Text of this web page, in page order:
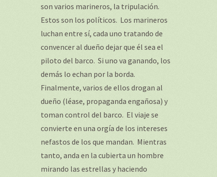
son varios marineros, la tripulación.
Estos son los políticos. Los marineros
luchan entre sí, cada uno tratando de
convencer al dueño dejar que él sea el
piloto del barco. Si uno va ganando, los
demás lo echan por la borda.
Finalmente, varios de ellos drogan al
dueño (léase, propaganda engañosa) y
toman control del barco. El viaje se
convierte en una orgía de los intereses
nefastos de los que mandan. Mientras
tanto, anda en la cubierta un hombre
mirando las estrellas y haciendo